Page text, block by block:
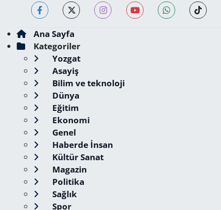
Ana Sayfa
Kategoriler
Yozgat
Asayiş
Bilim ve teknoloji
Dünya
Eğitim
Ekonomi
Genel
Haberde İnsan
Kültür Sanat
Magazin
Politika
Sağlık
Spor